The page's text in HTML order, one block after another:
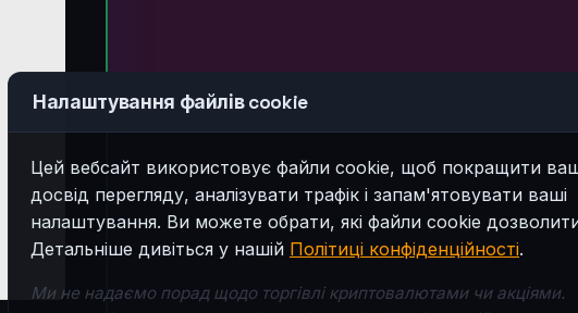
Налаштування файлів cookie
Цей вебсайт використовує файли cookie, щоб покращити
досвід перегляду, аналізувати трафік і запам'ятовувати ваші
налаштування. Ви можете обрати, які файли cookie
Детальніше дивіться у нашій Політиці конфіденційності.
Ми не надаємо порад щодо торгівлі криптовалютами чи акціями.